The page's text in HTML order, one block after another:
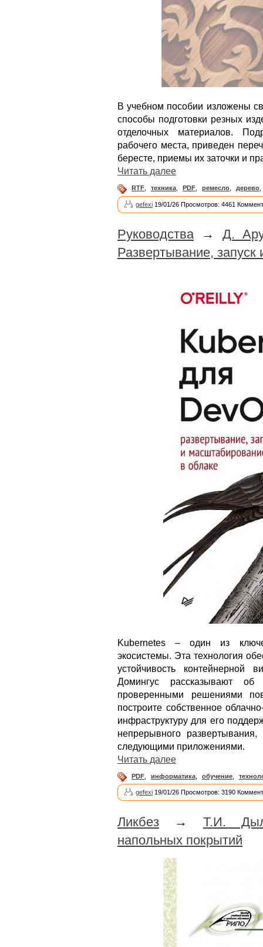
В учебном пособии изложены
способы подготовки резных
отделочных материалов.
рабочего места, приведен
бересте, приемы их заточки и
Читать далее
RTF, техника, PDF, ремесло, дерево,
gefexi 19/01/26 Просмотров: 4461
Руководства → Д.
Развертывание,
Kubernetes – один из
экосистемы. Эта технология
устойчивость контейнерной
Домингус рассказывают
проверенными решениями
построите собственное
инфраструктуру для его
непрерывного
следующими приложениями.
Читать далее
PDF информатика обучение
gefexi 19/01/26 Просмотров: 3190
Ликбез → Т.И.
напольных покрытий